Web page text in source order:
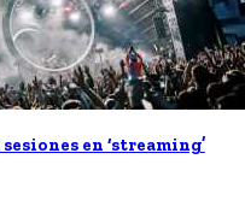
en ‘streaming’